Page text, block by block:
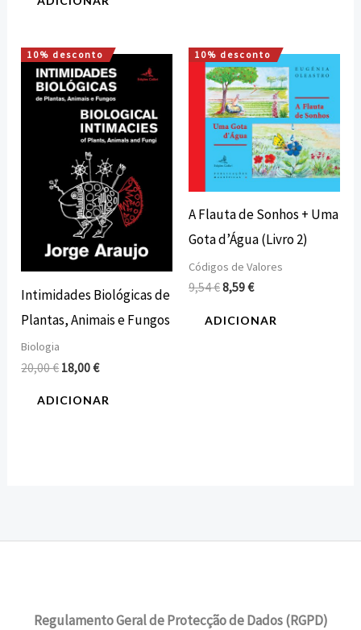
10% desconto
Intimidades Biológicas de
Plantas, Animais e Fungos
Biologia
20,00€
O
preço
original
20,00 €.
18,00€
O
preço
atual
é:
18,00 €.
ADICIONAR
10% desconto
A Flauta de Sonhos + Uma
Gota d’Água (Livro 2)
Códigos de Valores
9,54€
O
preço
original
era:
9,54 €.
8,59€
O
preço
atual
é:
8,59 €.
ADICIONAR
Regulamento Geral de Protecção de Dados (RGPD)